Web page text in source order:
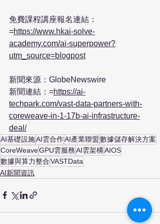
免費課程講座報名連結：
=https://www.hkai-solve-
academy.com/ai-superpower?
utm_source=blogpost
新聞來源：GlobeNewswire
新聞連結：=https://ai-
techpark.com/vast-data-partners-with-
coreweave-in-1-17b-ai-infrastructure-
deal/
AI基礎設施AI雲合作AI產業聯盟數據儲存解決方案
CoreWeaveGPU雲服務AI雲架構AIOS
數據與算力整合VASTData
AI新聞資訊